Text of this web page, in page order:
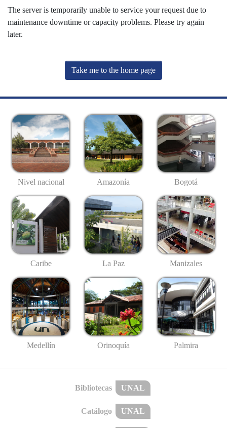
The server is temporarily unable to service your request due to
maintenance downtime or capacity problems. Please try again
later.
Take me to the home page
Nivel nacional Amazonía Bogotá
Caribe La Paz Manizales
Medellín Orinoquía Palmira
Bibliotecas UNAL
Catálogo UNAL